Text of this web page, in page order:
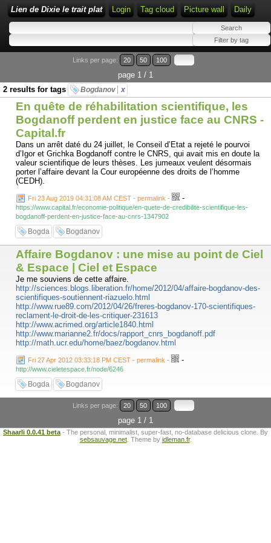
Lien de Dixie le trait plat Login Tag cloud Picture wall Daily
Links per page: 20 50 100
page 1 / 1
2 results for tags
Bogdanov x
En quête de réhabilitation scientifique, les
Bogdanoff perdent en justice face au CNRS -
Capital.fr
Dans un arrêt daté du 24 juillet, le Conseil d’Etat a rejeté le pourvoi
d’Igor et Grichka Bogdanoff contre le CNRS, qui avait mis en doute la
valeur scientifique de leurs thèses. Les jumeaux veulent désormais
porter l’affaire devant la Cour européenne des droits de l’homme
(CEDH).
Fri 23 Aug 2019 04:31:08 AM CEST - permalink - -
https://www.capital.fr/economie-politique/en-quete-de-credibilite-scientifique-les-
bogdanoff-perdent-en-justice-face-au-cnrs-1347902
Bogda Bogdanov
Affaire Bogdanov : une mise au point de Ciel
& Espace | Ciel et Espace
Je me souviens de cette affaire.
http://sciences.blogs.liberation.fr/home/2012/04/affaire-bogdanov-des-
scientifiques-soutiennent-riazuelo.html
http://www.rue89.com/2012/04/26/freres-bogdanov-170-scientifiques-
reclament-le-droit-de-les-critiquer-231613
http://www.acrimed.org/article1840.html
http://www.marianne2.fr/docs/rapport_cnrs_bogdanoff.pdf
http://math.ucr.edu/home/baez/bogdanov.html
Fri 27 Apr 2012 03:33:18 PM CEST - permalink - -
http://www.cieletespace.fr/node/6246
Bogda Bogdanov
Links per page: 20 50 100
page 1 / 1
Shaarli 0.0.41 beta - The personal, minimalist, super-fast, no-database delicious clone. By
sebsauvage.net. Theme by idleman.fr.